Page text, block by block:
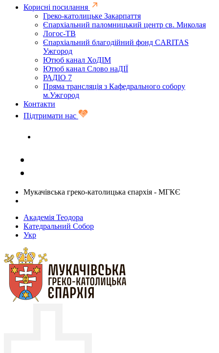
Корисні посилання
Греко-католицьке Закарпаття
Єпархіальний паломницький центр св. Миколая
Логос-ТВ
Єпархіальний благодійний фонд CARITAS
Ужгород
Ютюб канал ХоДІМ
Ютюб канал Слово наДІЇ
РАДІО 7
Пряма трансляція з Кафедрального собору
м.Ужгород
Контакти
Підтримати нас
Мукачівська греко-католицька єпархія - МГКЄ
Академія Теодора
Катедральний Собор
Укр